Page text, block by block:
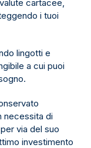
cartacee,
i tuoi
lingotti e
a cui puoi
necessita di
via del suo
investimento